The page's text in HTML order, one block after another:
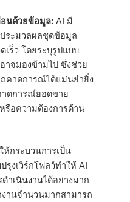
นด้วยข้อมูล:AI มี
ระมวลผลชุดข้อมูล
เร็ว โดยระบุรูปแบบ
จมองข้ามไป ซึ่งช่วย
คาดการณ์ได้แม่นยำยิ่ง
าดการณ์ยอดขาย
รือความต้องการด้าน
ห้กระบวนการเป็น
รุงเวิร์กโฟลว์ทำให้ AI
ำเนินงานได้อย่างมาก
านจำนวนมากสามารถ